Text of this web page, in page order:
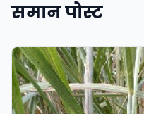
समान पोस्ट